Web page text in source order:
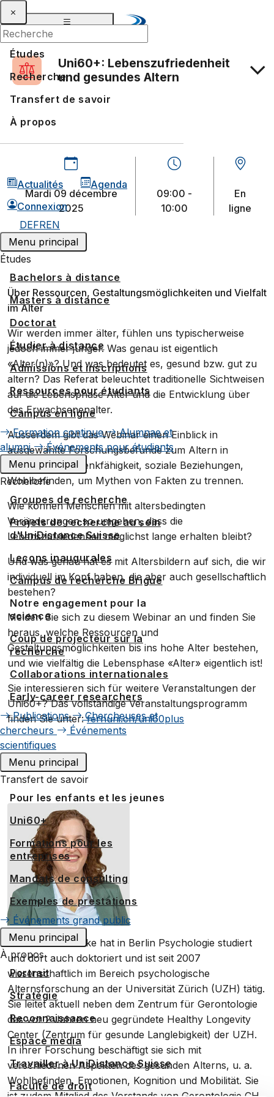
Études
Recherche
Transfert de savoir
À propos
Actualités
Agenda
Connexion
DEFREN
Menu principal
Études
Bachelors à distance
Masters à distance
Doctorat
Étudier à distance
Admissions et inscriptions
Ressources pour étudiants
Campus en ligne
Formation continue
Alumnae et
alumni
Événements pour étudiants
Menu principal
Recherche
Groupes de recherche
Projets de recherche au sein
d'UniDistance Suisse
Leçons inaugurales
Campus de recherche Brigue
Notre engagement pour la
science
Coup de projecteur sur la
recherche
Collaborations internationales
Early-career researchers
Publications
Chercheuses et
chercheurs
Événements
scientifiques
Menu principal
Transfert de savoir
Pour les enfants et les jeunes
Uni60+
Formations pour les
entreprises
Mandats de consulting
Exemples de prestations
Événements grand public
Menu principal
À propos
Portrait
Stratégie
Reconnaissance
Espace media
Travailler à UniDistance Suisse
Faculté de droit
Uni60+: Lebenszufriedenheit
und gesundes Altern
mardi 09 décembre
2025
09:00 -
10:00
En
ligne
Über Ressourcen, Gestaltungsmöglichkeiten und Vielfalt
im Alter
Wir werden immer älter, fühlen uns typischerweise
jedoch immer jünger. Was genau ist eigentlich
«Alter(n)»? Und was bedeutet es, gesund bzw. gut zu
altern? Das Referat beleuchtet traditionelle Sichtweisen
auf die Lebensphase Alter und die Entwicklung über
das Erwachsenenalter.
Ausserdem gibt das Webinar einen Einblick in
ausgewählte Forschungsbefunde zum Altern in
Bereichen wie Denkfähigkeit, soziale Beziehungen,
Wohlbefinden, um Mythen von Fakten zu trennen.
Wie können Menschen mit altersbedingten
Veränderungen so umgehen, dass die
Lebenszufriedenheit möglichst lange erhalten bleibt?
Und was genau hat es mit Altersbildern auf sich, die wir
individuell im Kopf haben, die aber auch gesellschaftlich
bestehen?
Melden Sie sich zu diesem Webinar an und finden Sie
heraus, welche Ressourcen und
Gestaltungsmöglichkeiten bis ins hohe Alter bestehen,
und wie vielfältig die Lebensphase «Alter» eigentlich ist!
Sie interessieren sich für weitere Veranstaltungen der
Uni60+? Das vollständige Veranstaltungsprogramm
finden Sie unter:fernuni.ch/uni60plus
Referentin
Dr. Christina Röcke hat in Berlin Psychologie studiert
und dort auch doktoriert und ist seit 2007
wissenschaftlich im Bereich psychologische
Alternsforschung an der Universität Zürich (UZH) tätig.
Sie leitet aktuell neben dem Zentrum für Gerontologie
das vor 2 Jahren neu gegründete Healthy Longevity
Center (Zentrum für gesunde Langlebigkeit) der UZH.
In ihrer Forschung beschäftigt sie sich mit
verschiedenen Aspekten des gesunden Alterns, u. a.
Wohlbefinden, Emotionen, Kognition und Mobilität. Sie